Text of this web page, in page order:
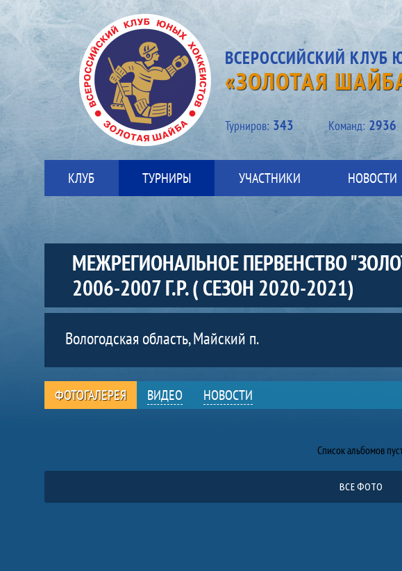
ВСЕРОССИЙСКИЙ КЛУБ
«ЗОЛОТАЯ
Турниров: 343 Kоманд: 2936
КЛУБ ТУРНИРЫ УЧАСТНИКИ НОВОСТИ
МЕЖРЕГИОНАЛЬНОЕ ПЕРВЕНСТВО
2006-2007 Г.Р. ( СЕЗОН 2020-2021)
Вологодская область, Майский п.
ФОТОГАЛЕРЕЯ ВИДЕО НОВОСТИ
Список альбомов
ВСЕ ФОТО